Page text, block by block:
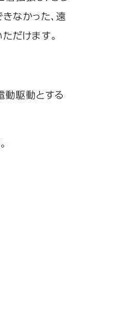
なかった、遠
だけます。
動駆動とする